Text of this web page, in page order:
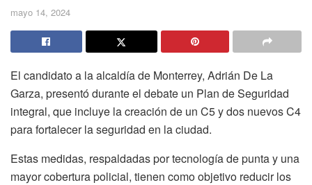
mayo 14, 2024
El candidato a la alcaldía de Monterrey, Adrián De La
Garza, presentó durante el debate un Plan de Seguridad
integral, que incluye la creación de un C5 y dos nuevos C4
para fortalecer la seguridad en la ciudad.
Estas medidas, respaldadas por tecnología de punta y una
mayor cobertura policial, tienen como objetivo reducir los